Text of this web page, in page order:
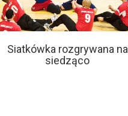
Siatkówka rozgrywana na
siedząco